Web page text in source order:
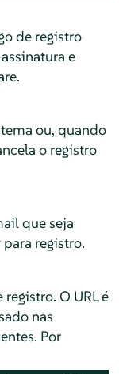
de registro
e
ou, quando
o registro
que seja
para registro.
O URL é
nas
Por